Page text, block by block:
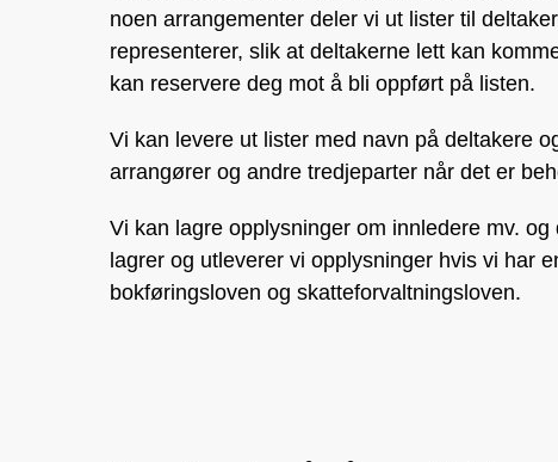
noen arrangementer deler vi ut lister til
representerer, slik at deltakerne lett kan
kan reservere deg mot å bli oppført på listen.
Vi kan levere ut lister med navn på deltakere
arrangører og andre tredjeparter når det er
Vi kan lagre opplysninger om innledere mv.
lagrer og utleverer vi opplysninger hvis vi har
bokføringsloven og skatteforvaltningsloven.